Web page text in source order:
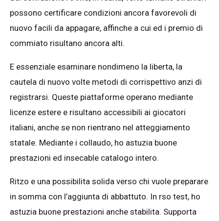
possono certificare condizioni ancora favorevoli di
nuovo facili da appagare, affinche a cui ed i premio di
commiato risultano ancora alti.
E essenziale esaminare nondimeno la liberta, la
cautela di nuovo volte metodi di corrispettivo anzi di
registrarsi. Queste piattaforme operano mediante
licenze estere e risultano accessibili ai giocatori
italiani, anche se non rientrano nel atteggiamento
statale. Mediante i collaudo, ho astuzia buone
prestazioni ed insecable catalogo intero.
Ritzo e una possibilita solida verso chi vuole preparare
in somma con l’aggiunta di abbattuto. In rso test, ho
astuzia buone prestazioni anche stabilita. Supporta